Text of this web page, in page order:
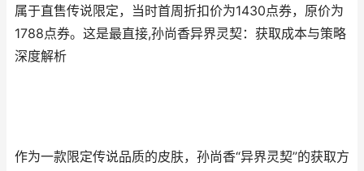
属于直售传说限定，当时首周折扣价为1430点券，原价为
1788点券。这是最直接,孙尚香异界灵契：获取成本与策略
深度解析
作为一款限定传说品质的皮肤，孙尚香“异界灵契”的获取方